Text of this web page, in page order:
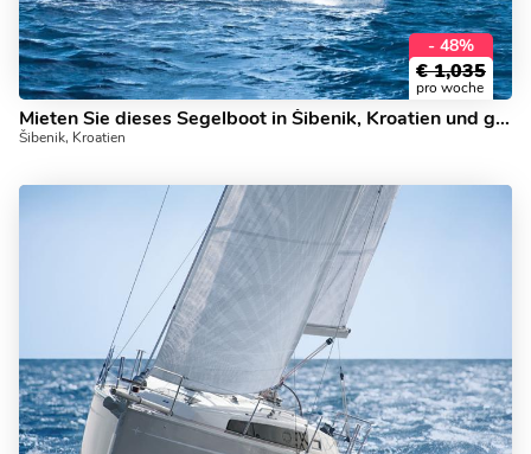
- 48%
€ 1,035
pro woche
Mieten Sie dieses Segelboot in Šibenik, Kroatien und genießen Sie das Segeln noch heute!
Šibenik, Kroatien